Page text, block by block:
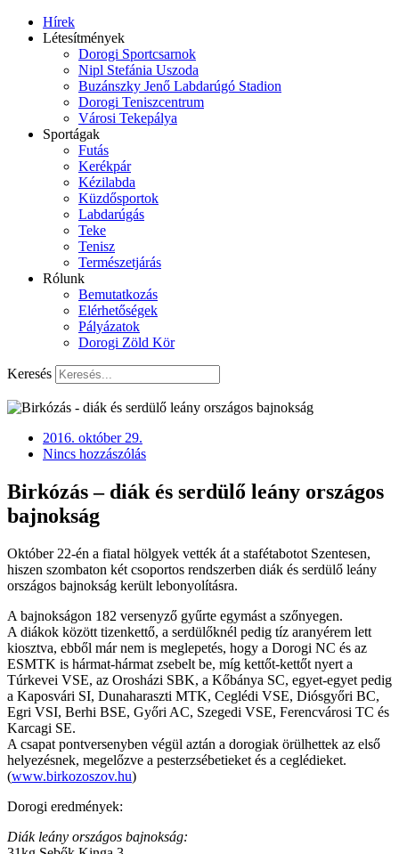
Hírek
Létesítmények
Dorogi Sportcsarnok
Nipl Stefánia Uszoda
Buzánszky Jenő Labdarúgó Stadion
Dorogi Teniszcentrum
Városi Tekepálya
Sportágak
Futás
Kerékpár
Kézilabda
Küzdősportok
Labdarúgás
Teke
Tenisz
Természetjárás
Rólunk
Bemutatkozás
Elérhetőségek
Pályázatok
Dorogi Zöld Kör
Keresés
2016. október 29.
Nincs hozzászólás
Birkózás – diák és serdülő leány országos
bajnokság
Október 22-én a fiatal hölgyek vették át a stafétabotot Szentesen,
hiszen szombaton két csoportos rendszerben diák és serdülő leány
országos bajnokság került lebonyolításra.
A bajnokságon 182 versenyző gyűrte egymást a szőnyegen.
A diákok között tizenkettő, a serdülőknél pedig tíz aranyérem lett
kiosztva, ebből már nem is meglepetés, hogy a Dorogi NC és az
ESMTK is hármat-hármat zsebelt be, míg kettőt-kettőt nyert a
Túrkevei VSE, az Orosházi SBK, a Kőbánya SC, egyet-egyet pedig
a Kaposvári SI, Dunaharaszti MTK, Ceglédi VSE, Diósgyőri BC,
Egri VSI, Berhi BSE, Győri AC, Szegedi VSE, Ferencvárosi TC és
Karcagi SE.
A csapat pontversenyben végül aztán a dorogiak örülhettek az első
helyezésnek, megelőzve a pesterzsébetieket és a ceglédieket.
(www.birkozoszov.hu)
Dorogi eredmények:
Diák leány országos bajnokság: